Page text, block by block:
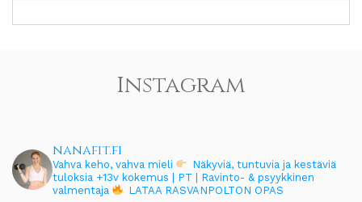
Instagram
nanafit.fi
Vahva keho, vahva mieli
Näkyviä, tuntuvia ja kestäviä
tuloksia +13v kokemus | PT | Ravinto- & psyykkinen
valmentaja
LATAA RASVANPOLTON OPAS